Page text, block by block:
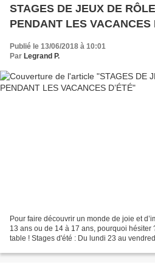
STAGES DE JEUX DE
PENDANT LES VACANCES
Publié le 13/06/2018 à 10:01
Par Legrand P.
Pour faire découvrir un monde de joie et
13 ans ou de 14 à 17 ans, pourquoi hésiter
table ! Stages d'été : Du lundi 23 au